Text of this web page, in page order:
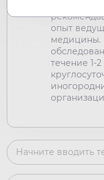
опыт
медицины.
течение 1-